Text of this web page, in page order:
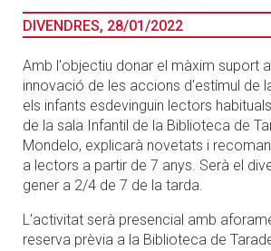
DIVENDRES, 28/01/2022
Amb l'objectiu donar el màxim suport
innovació de les accions d'estímul de
els infants esdevinguin lectors
de la sala Infantil de la Biblioteca de
Mondelo, explicarà novetats i
a lectors a partir de 7 anys. Serà el
gener a 2/4 de 7 de la tarda.
L'activitat serà presencial amb
reserva prèvia a la Biblioteca de